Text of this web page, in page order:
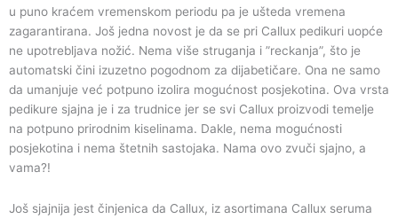
u puno kraćem vremenskom periodu pa je ušteda vremena
zagarantirana. Još jedna novost je da se pri Callux pedikuri uopće
ne upotrebljava nožić. Nema više struganja i ”reckanja”, što je
automatski čini izuzetno pogodnom za dijabetičare. Ona ne samo
da umanjuje već potpuno izolira mogućnost posjekotina. Ova vrsta
pedikure sjajna je i za trudnice jer se svi Callux proizvodi temelje
na potpuno prirodnim kiselinama. Dakle, nema mogućnosti
posjekotina i nema štetnih sastojaka. Nama ovo zvuči sjajno, a
vama?!
Još sjajnija jest činjenica da Callux, iz asortimana Callux seruma